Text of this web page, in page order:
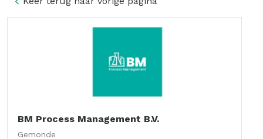
BM Process Management B.V.
Gemonde